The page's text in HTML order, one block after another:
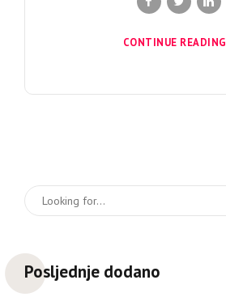
CONTINUE READING
Posljednje dodano